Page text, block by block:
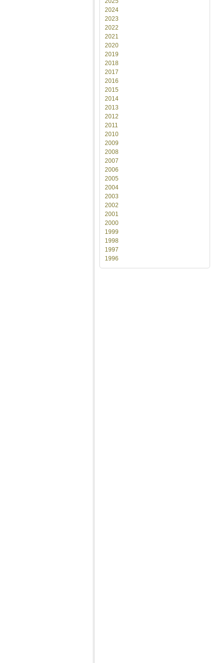
2024
2023
2022
2021
2020
2019
2018
2017
2016
2015
2014
2013
2012
2011
2010
2009
2008
2007
2006
2005
2004
2003
2002
2001
2000
1999
1998
1997
1996